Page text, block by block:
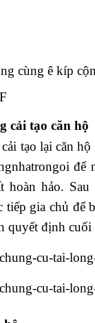
cùng ê kíp
cải tạo căn hộ
tạo lại căn
để
hoàn hảo.
gia chủ để
quyết định cuối